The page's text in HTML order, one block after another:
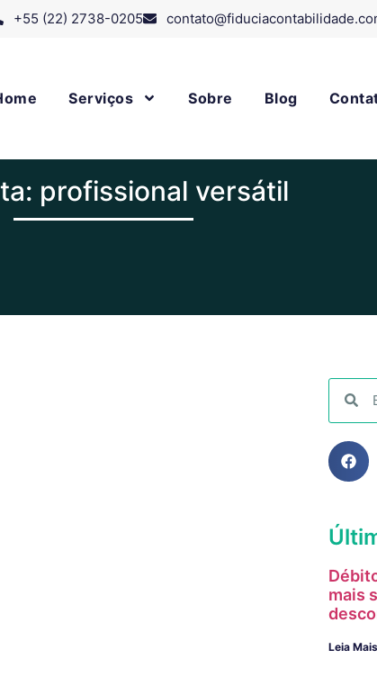
+55 (22) 2738-0205
Serviços Sobre Blog
profissional versátil
mais
Leia Mais